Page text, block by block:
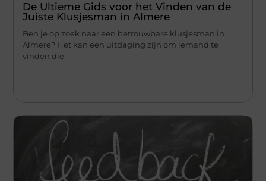
De Ultieme Gids voor het Vinden van de
Juiste Klusjesman in Almere
Ben je op zoek naar een betrouwbare klusjesman in
Almere? Het kan een uitdaging zijn om iemand te
vinden die